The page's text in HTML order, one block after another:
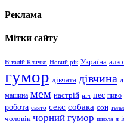
Реклама
Мітки сайту
Віталій Кличко Новий рік Україна
гумор дівчата дівчина
машина мем настрій ніч пес пиво
робота свято секс собака сон
чоловік чорний гумор школа я